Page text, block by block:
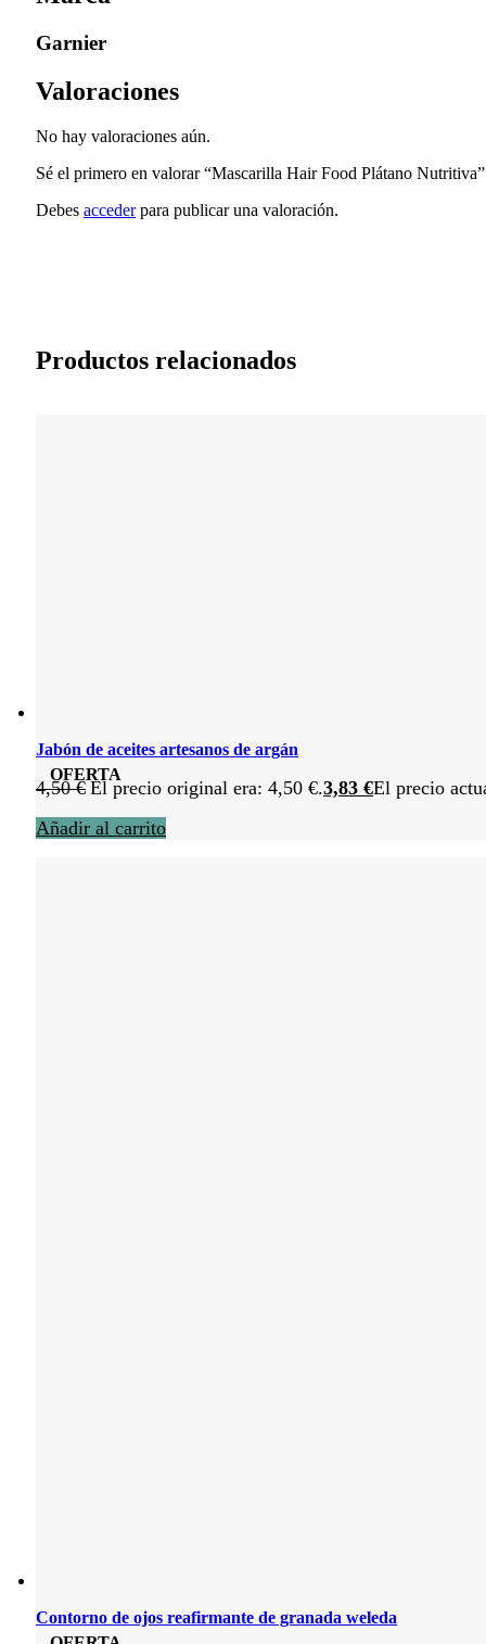
Garnier
Valoraciones
No hay valoraciones aún.
Sé el primero en valorar “Mascarilla Hair Food Plátano Nutritiva”
Debes accederpara publicar una valoración.
Productos relacionados
OFERTA
Jabón de aceites artesanos de argán
4,50€ El precio original era: 4,50 €.3,83 €El precio
Añadir al carrito
Contorno de ojos reafirmante de granada weleda